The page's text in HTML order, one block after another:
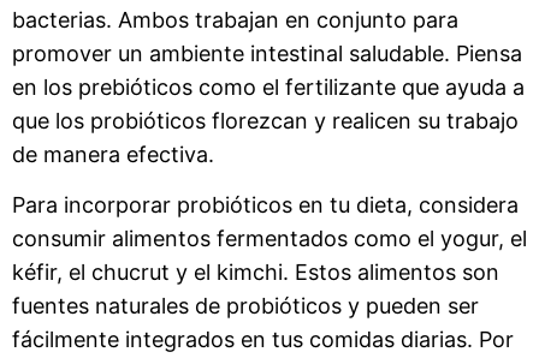
bacterias. Ambos trabajan en conjunto para
promover un ambiente intestinal saludable. Piensa
en los prebióticos como el fertilizante que ayuda a
que los probióticos florezcan y realicen su trabajo
de manera efectiva.
Para incorporar probióticos en tu dieta, considera
consumir alimentos fermentados como el yogur, el
kéfir, el chucrut y el kimchi. Estos alimentos son
fuentes naturales de probióticos y pueden ser
fácilmente integrados en tus comidas diarias. Por